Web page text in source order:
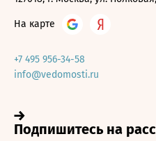
На карте
+7 495 956-34-58
info@vedomosti.ru